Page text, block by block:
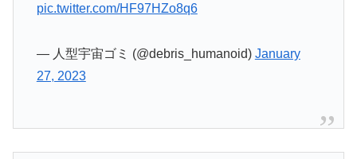
pic.twitter.com/HF97HZo8q6
— 人型宇宙ゴミ (@debris_humanoid) January
27, 2023